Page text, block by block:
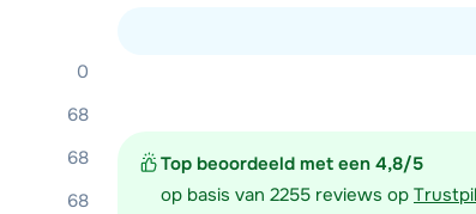
Top beoordeeld met een 4,8/5
op basis van 2255 reviews op
0
68
68
68